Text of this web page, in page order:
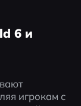
6 и
игрокам с